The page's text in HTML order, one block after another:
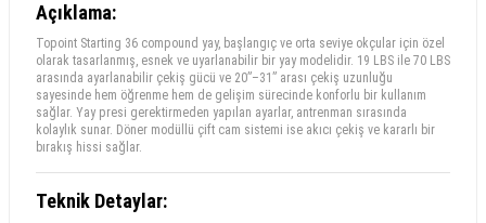
Açıklama:
Topoint Starting 36 compound yay, başlangıç ve orta seviye okçular için özel
olarak tasarlanmış, esnek ve uyarlanabilir bir yay modelidir. 19 LBS ile 70 LBS
arasında ayarlanabilir çekiş gücü ve 20”–31” arası çekiş uzunluğu
sayesinde hem öğrenme hem de gelişim sürecinde konforlu bir kullanım
sağlar. Yay presi gerektirmeden yapılan ayarlar, antrenman sırasında
kolaylık sunar. Döner modüllü çift cam sistemi ise akıcı çekiş ve kararlı bir
bırakış hissi sağlar.
Teknik Detaylar: